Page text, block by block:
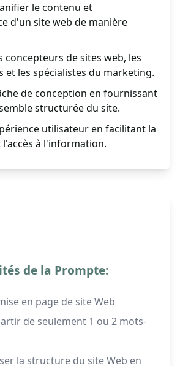
le contenu et
d'un site web de manière
concepteurs de sites web, les
et les spécialistes du marketing.
de conception en fournissant
structurée du site.
utilisateur en facilitant la
à l'information.
de la Prompte:
en page de site Web
de seulement 1 ou 2 mots-
la structure du site Web en